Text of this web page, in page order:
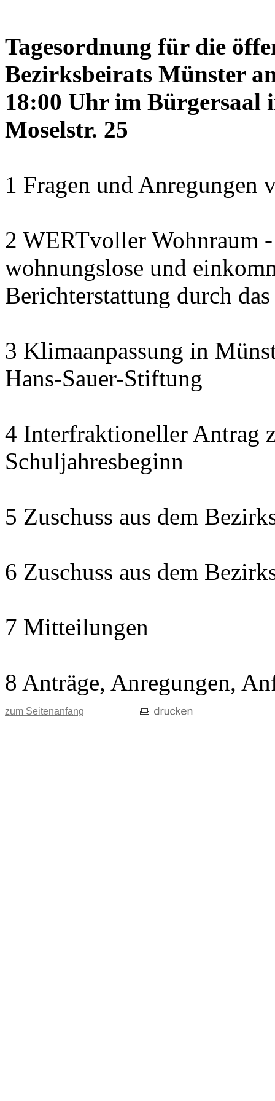
Tagesordnung für die
Bezirksbeirats Münster
18:00 Uhr im
Moselstr. 25
1 Fragen und Anregungen
2 WERTvoller Wohnraum
wohnungslose und
Berichterstattung durch
3 Klimaanpassung in
Hans-Sauer-Stiftung
4 Interfraktioneller Antrag
Schuljahresbeginn
5 Zuschuss aus dem
6 Zuschuss aus dem
7 Mitteilungen
8 Anträge, Anregungen,
zum Seitenanfang